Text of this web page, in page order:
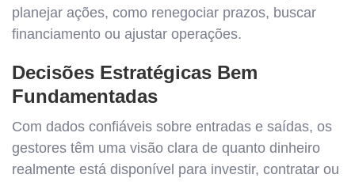
planejar ações, como renegociar prazos, buscar
financiamento ou ajustar operações.
Decisões Estratégicas Bem
Fundamentadas
Com dados confiáveis sobre entradas e saídas, os
gestores têm uma visão clara de quanto dinheiro
realmente está disponível para investir, contratar ou